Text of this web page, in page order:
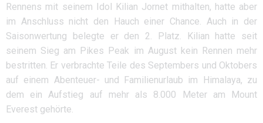
Rennens mit seinem Idol Kilian Jornet mithalten, hatte aber
im Anschluss nicht den Hauch einer Chance. Auch in der
Saisonwertung belegte er den 2. Platz. Kilian hatte seit
seinem Sieg am Pikes Peak im August kein Rennen mehr
bestritten. Er verbrachte Teile des Septembers und Oktobers
auf einem Abenteuer- und Familienurlaub im Himalaya, zu
dem ein Aufstieg auf mehr als 8.000 Meter am Mount
Everest gehörte.